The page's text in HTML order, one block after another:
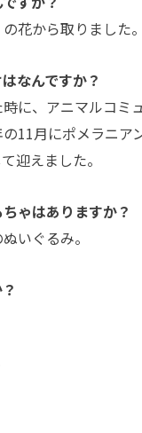
花から取りました。
なんですか？
に、アニマルコミ
11月にポメラニ
迎えました。
ゃはありますか？
いぐるみ。